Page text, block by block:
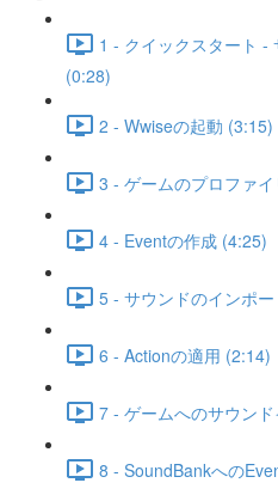
1 - クイックスタート -
(0:28)
2 - Wwiseの起動 (3:15)
3 - ゲームのプロファ
4 - Eventの作成 (4:25)
5 - サウンドのインポ
6 - Actionの適用 (2:14)
7 - ゲームへのサウン
8 - SoundBankへの